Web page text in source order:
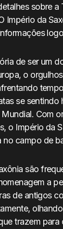
sobre
Império da
de ser um
o
se sentindo
Mundial. Com
o Império da
no campo de
são
a
de antigos
trazem para